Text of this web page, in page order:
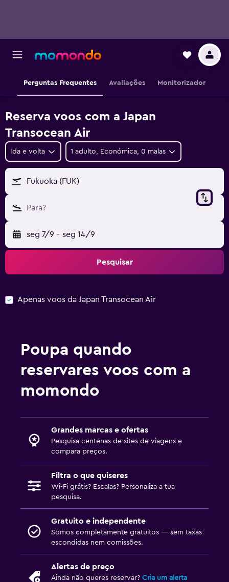
Perguntas Frequentes Avaliações Monitorizador
Reserva voos com a Japan
Transocean Air
Ida e volta 1 adulto, Económica, 0 malas
Fukuoka (FUK)
Para?
seg 7/9 - seg 14/9
Pesquisar
Apenas voos da Japan Transocean Air
Poupa quando
reservares voos com a
momondo
Grandes marcas e ofertas
Pesquisa centenas de sites de viagens e
compara preços.
Filtra o que quiseres
Wi-Fi grátis? Escalas? Personaliza a tua
pesquisa.
Gratuito e independente
Somos completamente gratuitos — sem taxas
escondidas nem comissões.
Alertas de preço
Ainda não queres reservar? Cria um alerta